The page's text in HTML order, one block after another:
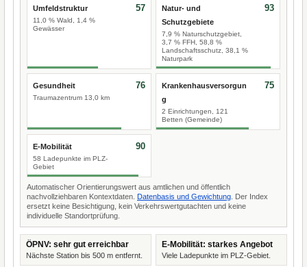
Umfeldstruktur
11,0 % Wald, 1,4 %
Gewässer
57
Natur- und
Schutzgebiete
7,9 % Naturschutzgebiet,
3,7 % FFH, 58,8 %
Landschaftsschutz, 38,1 %
Naturpark
93
Gesundheit
Traumazentrum 13,0 km
76
Krankenhausversorgun
g
2 Einrichtungen, 121
Betten (Gemeinde)
75
E-Mobilität
58 Ladepunkte im PLZ-
Gebiet
90
Automatischer Orientierungswert aus amtlichen und öffentlich
nachvollziehbaren Kontextdaten. Datenbasis und Gewichtung . Der Index
ersetzt keine Besichtigung, kein Verkehrswertgutachten und keine
individuelle Standortprüfung.
ÖPNV: sehr gut erreichbar
Nächste Station bis 500 m entfernt.
E-Mobilität: starkes Angebot
Viele Ladepunkte im PLZ-Gebiet.